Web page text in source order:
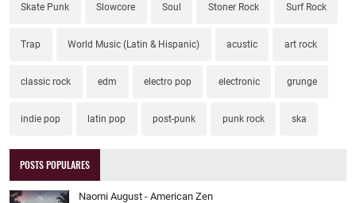
Skate Punk Slowcore Soul Stoner Rock Surf Rock
Trap World Music (Latin & Hispanic) acustic art rock
classic rock edm electro pop electronic grunge
indie pop latin pop post-punk punk rock ska
POSTS POPULARES
Naomi August - American Zen